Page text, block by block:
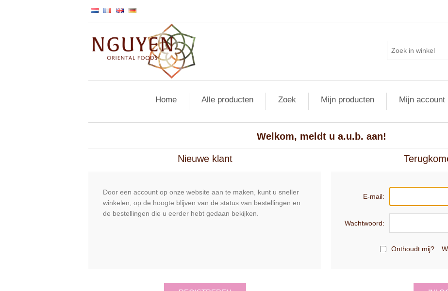
Home Alle producten Zoek Mijn producten Mijn account
Welkom, meldt u a.u.b. aan!
Nieuwe klant
Door een account op onze website aan te maken, kunt u sneller
winkelen, op de hoogte blijven van de status van bestellingen en
de bestellingen die u eerder hebt gedaan bekijken.
E-mail:
Wachtwoord:
Onthoudt mij?